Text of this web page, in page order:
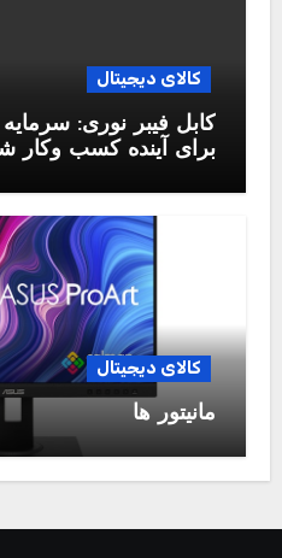
کالای دیجیتال
کابل فیبر نوری:
برای آینده کسب وکار
کالای دیجیتال
مانیتور ها